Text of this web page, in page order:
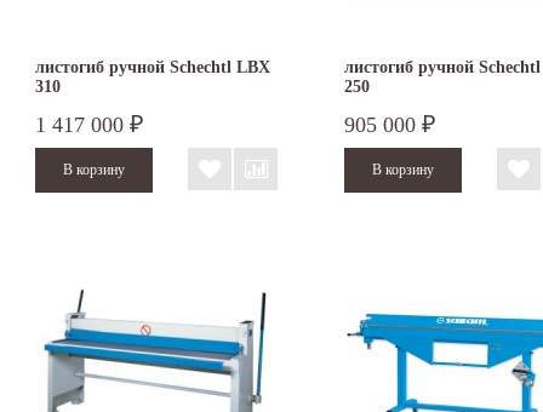
листогиб ручной Schechtl LBX
310
1 417 000 ₽
листогиб ручной
250
905 000 ₽